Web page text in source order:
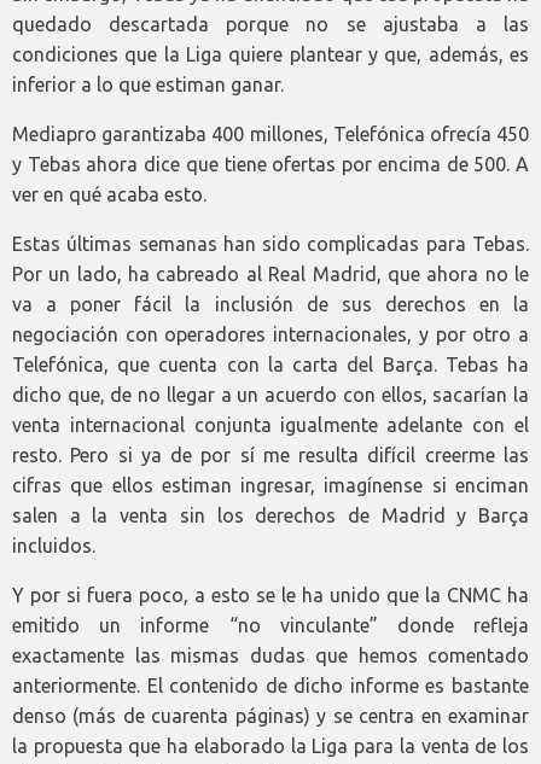
quedado descartada porque no se ajustaba a las
condiciones que la Liga quiere plantear y que, además, es
inferior a lo que estiman ganar.
Mediapro garantizaba 400 millones, Telefónica ofrecía 450
y Tebas ahora dice que tiene ofertas por encima de 500. A
ver en qué acaba esto.
Estas últimas semanas han sido complicadas para Tebas.
Por un lado, ha cabreado al Real Madrid, que ahora no le
va a poner fácil la inclusión de sus derechos en la
negociación con operadores internacionales, y por otro a
Telefónica, que cuenta con la carta del Barça. Tebas ha
dicho que, de no llegar a un acuerdo con ellos, sacarían la
venta internacional conjunta igualmente adelante con el
resto. Pero si ya de por sí me resulta difícil creerme las
cifras que ellos estiman ingresar, imagínense si enciman
salen a la venta sin los derechos de Madrid y Barça
incluidos.
Y por si fuera poco, a esto se le ha unido que la CNMC ha
emitido un informe “no vinculante” donde refleja
exactamente las mismas dudas que hemos comentado
anteriormente. El contenido de dicho informe es bastante
denso (más de cuarenta páginas) y se centra en examinar
la propuesta que ha elaborado la Liga para la venta de los